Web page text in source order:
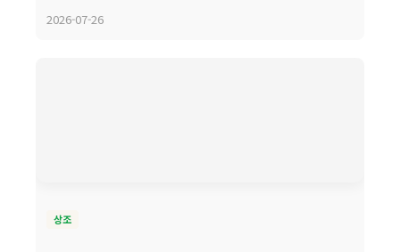
2026-07-26
상조